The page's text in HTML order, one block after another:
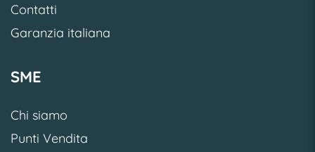
Contatti
Garanzia italiana
SME
Chi siamo
Punti Vendita